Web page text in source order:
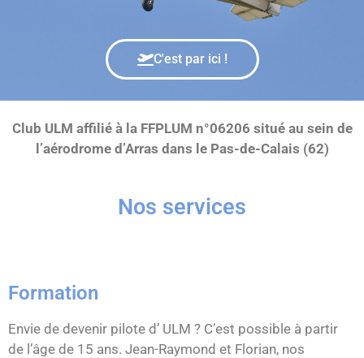
C'est par ici !
Club ULM affilié à la FFPLUM n°06206 situé au sein de
l’aérodrome d’Arras dans le Pas-de-Calais (62)
Nos services
Formation
Envie de devenir pilote d’ ULM ? C’est possible à partir
de l’âge de 15 ans. Jean-Raymond et Florian, nos